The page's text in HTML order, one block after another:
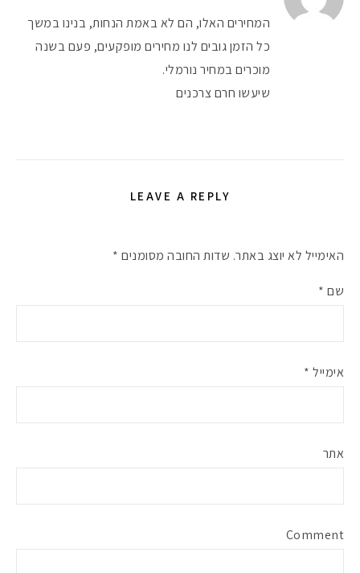
המחירים האלו, הם לא באמת הנחות, בנינו במשך
כל הזמן גובים לנו מחירים מופקעים, פעם בשנה
מוכרים במחיר נורמלי.
שיעשו חרם צרכנים
LEAVE A REPLY
האימייל לא יוצג באתר. שדות החובה מסומנים *
שם *
אימייל *
אתר
Comment